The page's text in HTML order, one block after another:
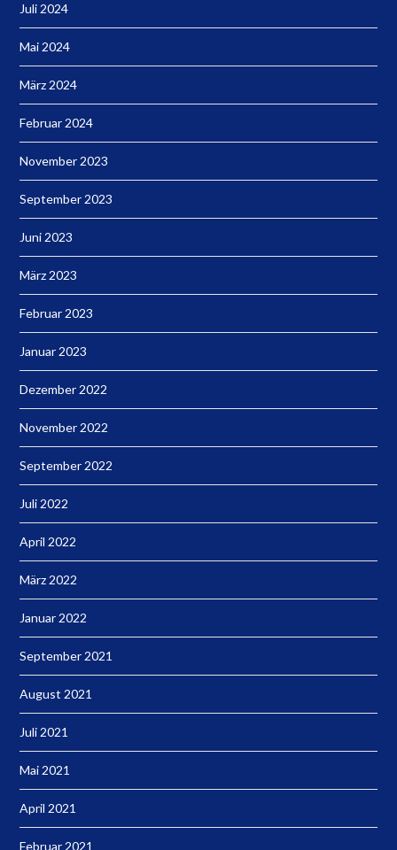
Juli 2024
Mai 2024
März 2024
Februar 2024
November 2023
September 2023
Juni 2023
März 2023
Februar 2023
Januar 2023
Dezember 2022
November 2022
September 2022
Juli 2022
April 2022
März 2022
Januar 2022
September 2021
August 2021
Juli 2021
Mai 2021
April 2021
Februar 2021